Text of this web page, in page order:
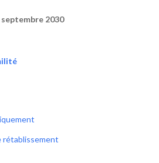
2030
rétablissement